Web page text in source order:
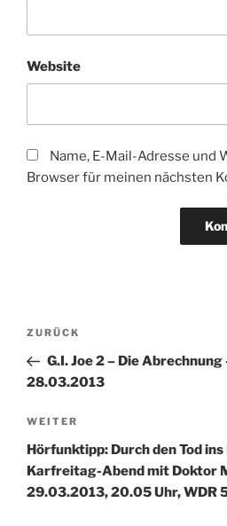
Website
Name, E-Mail-Adresse und
Browser für meinen nächsten
Beitragsnavigation
Vorheriger
Beitrag
ZURÜCK
G.I. Joe 2 – Die
28.03.2013
Nächster
Beitrag
WEITER
Hörfunktipp: Durch den Tod ins
Karfreitag-Abend mit Doktor
29.03.2013, 20.05 Uhr, WDR